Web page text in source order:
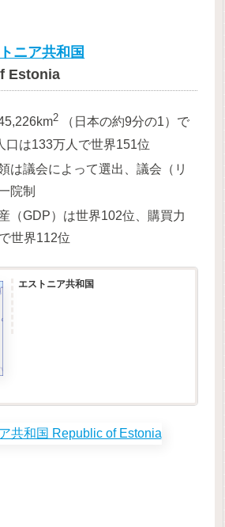
ニア共和国
Estonia
2 （日本の約9分の1）で
口は133万人で世界151位
は議会によって選出、議会（リ
院制
（GDP）は世界102位、購買力
世界112位
エストニア共和国